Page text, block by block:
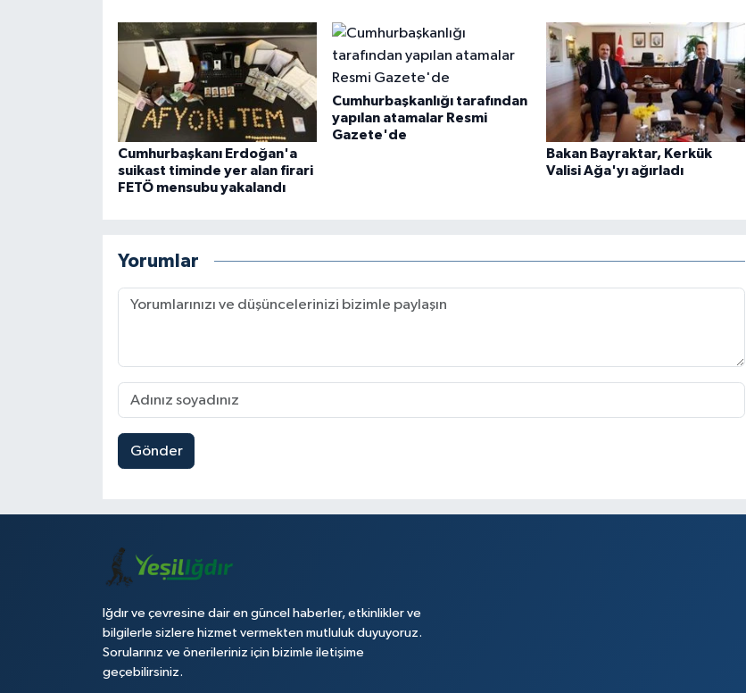
Cumhurbaşkanı Erdoğan'a
suikast timinde yer alan firari
FETÖ mensubu yakalandı
Cumhurbaşkanlığı tarafından
yapılan atamalar Resmi
Gazete'de
Bakan Bayraktar, Kerkük
Valisi Ağa'yı ağırladı
Yorumlar
Gönder
Iğdır ve çevresine dair en güncel haberler, etkinlikler ve
bilgilerle sizlere hizmet vermekten mutluluk duyuyoruz.
Sorularınız ve önerileriniz için bizimle iletişime
geçebilirsiniz.